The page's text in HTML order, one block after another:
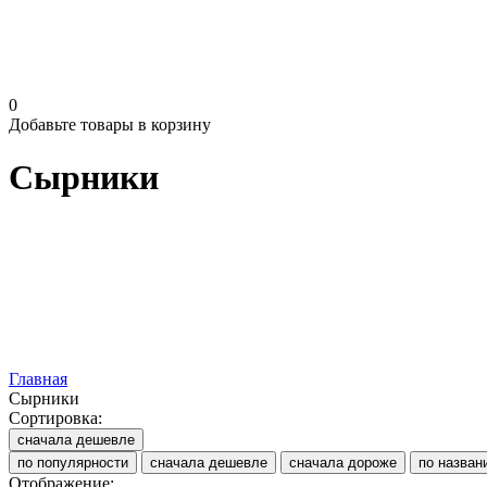
0
Добавьте товары в корзину
Сырники
Главная
Сырники
Сортировка:
сначала дешевле
по популярности
сначала дешевле сначала дороже по
Отображение: